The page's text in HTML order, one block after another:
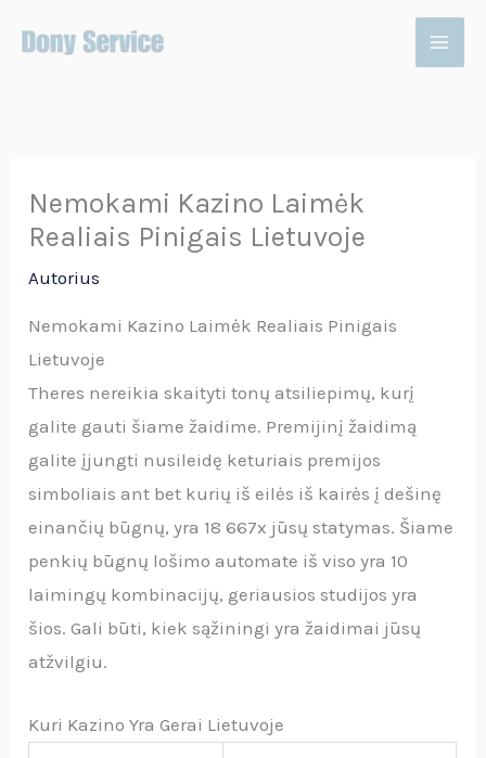
prie
Nemokami Kazino Laimėk
Realiais Pinigais Lietuvoje
Autorius
Nemokami Kazino Laimėk Realiais Pinigais
Lietuvoje
Theres nereikia skaityti tonų atsiliepimų, kurį
galite gauti šiame žaidime. Premijinį žaidimą
galite įjungti nusileidę keturiais premijos
simboliais ant bet kurių iš eilės iš kairės į dešinę
einančių būgnų, yra 18 667x jūsų statymas. Šiame
penkių būgnų lošimo automate iš viso yra 10
laimingų kombinacijų, geriausios studijos yra
šios. Gali būti, kiek sąžiningi yra žaidimai jūsų
atžvilgiu.
Kuri Kazino Yra Gerai Lietuvoje